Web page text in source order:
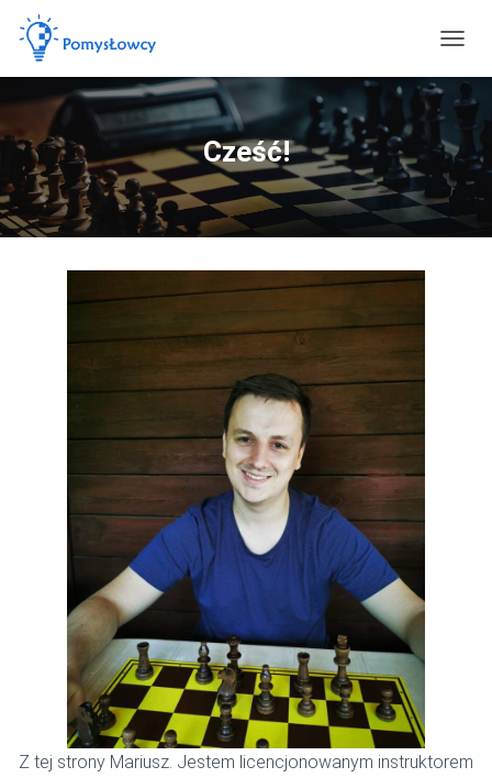
Cześć!
Z tej strony Mariusz. Jestem licencjonowanym instruktorem